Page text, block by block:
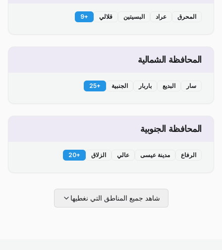
المحرق عراد البسيتين قلالي +
9
المحافظة الشمالية
سار البديع باربار الجنبية +
25
المحافظة الجنوبية
الرفاع مدينة عيسى عالي الزلاق +
20
شاهد جميع المناطق التي نغطيها